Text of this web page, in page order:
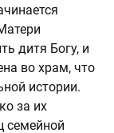
дитя Богу, и
во храм, что
истории.
за их
семейной